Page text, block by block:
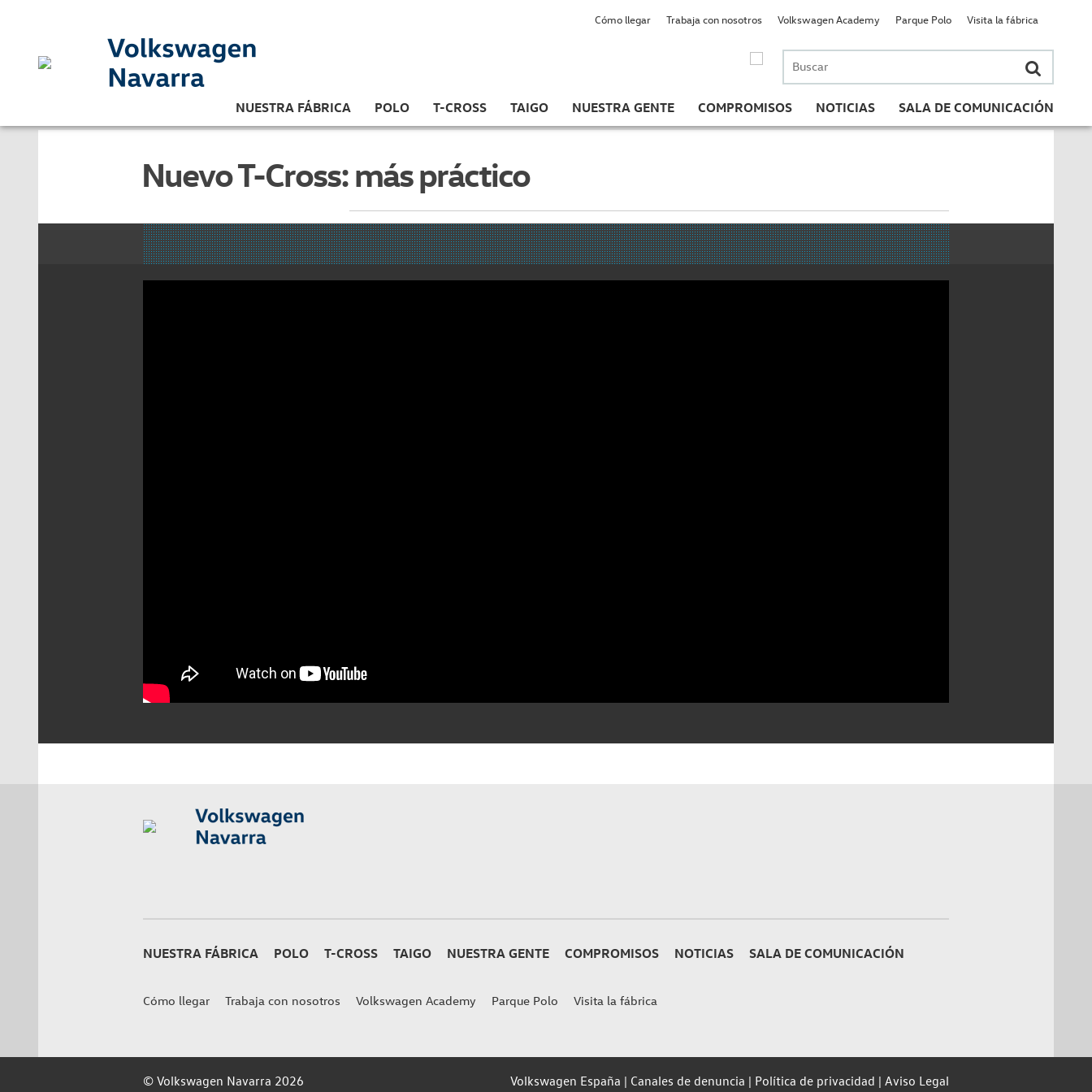
Buscar
por:
NUESTRA FÁBRICA POLO T-CROSS TAIGO NUESTRA GENTE COMPROMISOS NOTICIAS SALA DE COMUNICACIÓN
Cómo llegar Trabaja con nosotros Volkswagen Academy Parque Polo Visita la fábrica
Nuevo T-Cross: más práctico
NUESTRA FÁBRICA POLO T-CROSS TAIGO NUESTRA GENTE COMPROMISOS NOTICIAS SALA DE COMUNICACIÓN
Cómo llegar Trabaja con nosotros Volkswagen Academy Parque Polo Visita la fábrica
© Volkswagen Navarra 2026 Volkswagen España Canales de denuncia Política de privacidad Aviso Legal